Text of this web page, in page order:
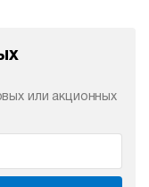
или акционных